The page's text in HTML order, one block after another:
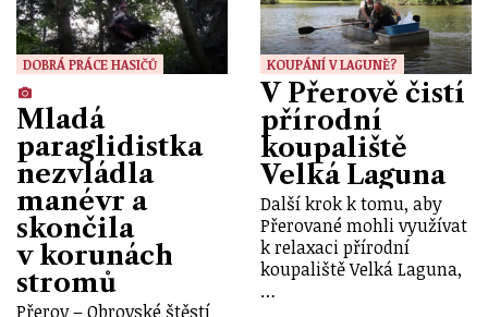
DOBRÁ PRÁCE HASIČŮ
Mladá
paraglidistka
nezvládla
manévr a
skončila
v korunách
stromů
Přerov – Obrovské štěstí
KOUPÁNÍ V LAGUNĚ?
V Přerově čistí
přírodní
koupaliště
Velká Laguna
Další krok k tomu, aby
Přerované mohli využívat
k relaxaci přírodní
koupaliště Velká Laguna,
…